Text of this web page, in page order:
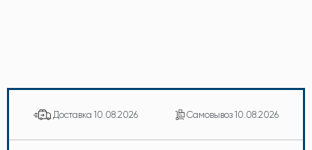
Доставка 10.08.2026 Самовывоз 10.08.2026